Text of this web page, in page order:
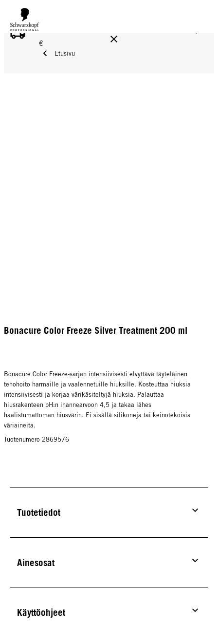
ILMAINEN TOIMITUS YLI 160 € TILAUKSIIN!
€
Etusivu
Bonacure Color Freeze Silver Treatment 200 ml
Bonacure Color Freeze-sarjan intensiivisesti elvyttävä täyteläinen
tehohoito harmaille ja vaalennetuille hiuksille. Kosteuttaa hiuksia
intensiivisesti ja korjaa värikäsiteltyjä hiuksia. Palauttaa
hiusrakenteen pH:n ihannearvoon 4,5 ja takaa lähes
haalistumattoman hiusvärin. Ei sisällä silikoneja tai keinotekoisia
väriaineita.
Tuotenumero 2869576
Tuotetiedot
Ainesosat
Käyttöohjeet